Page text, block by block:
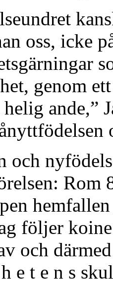
oss, icke
genom
ande,”
och
Rom
följer
och
e t e n s